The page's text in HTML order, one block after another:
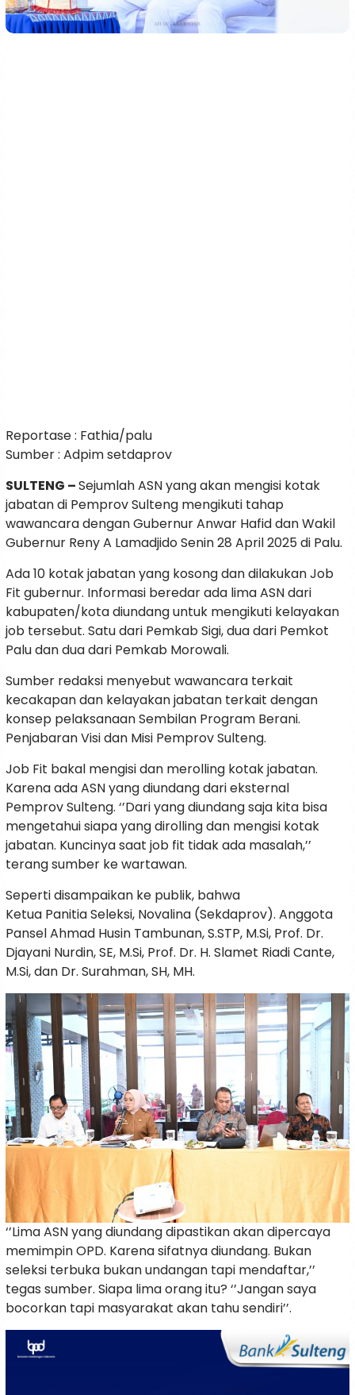
Reportase : Fathia/palu
Sumber : Adpim setdaprov
SULTENG –Sejumlah ASN yang akan mengisi kotak
jabatan di Pemprov Sulteng mengikuti tahap
wawancara dengan Gubernur Anwar Hafid dan Wakil
Gubernur Reny A Lamadjido Senin 28 April 2025 di Palu.
Ada 10 kotak jabatan yang kosong dan dilakukan Job
Fit gubernur. Informasi beredar ada lima ASN dari
kabupaten/kota diundang untuk mengikuti kelayakan
job tersebut. Satu dari Pemkab Sigi, dua dari Pemkot
Palu dan dua dari Pemkab Morowali.
Sumber redaksi menyebut wawancara terkait
kecakapan dan kelayakan jabatan terkait dengan
konsep pelaksanaan Sembilan Program Berani.
Penjabaran Visi dan Misi Pemprov Sulteng.
Job Fit bakal mengisi dan merolling kotak jabatan.
Karena ada ASN yang diundang dari eksternal
Pemprov Sulteng. ‘’Dari yang diundang saja kita bisa
mengetahui siapa yang dirolling dan mengisi kotak
jabatan. Kuncinya saat job fit tidak ada masalah,’’
terang sumber ke wartawan.
Seperti disampaikan ke publik, bahwa
Ketua Panitia Seleksi, Novalina (Sekdaprov). Anggota
Pansel Ahmad Husin Tambunan, S.STP, M.Si, Prof. Dr.
Djayani Nurdin, SE, M.Si, Prof. Dr. H. Slamet Riadi Cante,
M.Si, dan Dr. Surahman, SH, MH.
‘’Lima ASN yang diundang dipastikan akan dipercaya
memimpin OPD. Karena sifatnya diundang. Bukan
seleksi terbuka bukan undangan tapi mendaftar,’’
tegas sumber. Siapa lima orang itu? ‘’Jangan saya
bocorkan tapi masyarakat akan tahu sendiri’’.